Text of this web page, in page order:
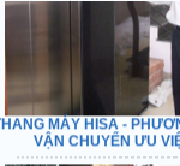
THANG MÁY HISA -
VẬN CHUYỂN ƯU